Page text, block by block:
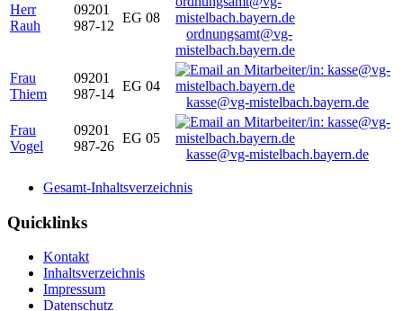
Herr
Rauh
09201
987-12
EG 08
ordnungsamt@vg-
mistelbach.bayern.de
Frau
Thiem
09201
987-14
EG 04
kasse@vg-mistelbach.bayern.de
Frau
Vogel
09201
987-26
EG 05
kasse@vg-mistelbach.bayern.de
Gesamt-Inhaltsverzeichnis
Quicklinks
Kontakt
Inhaltsverzeichnis
Impressum
Datenschutz